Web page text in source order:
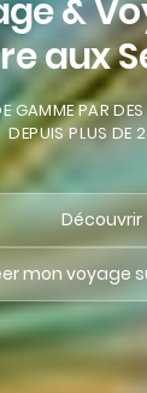
&
aux
GAMME PAR DES
DEPUIS PLUS DE
Découvrir
mon voyage